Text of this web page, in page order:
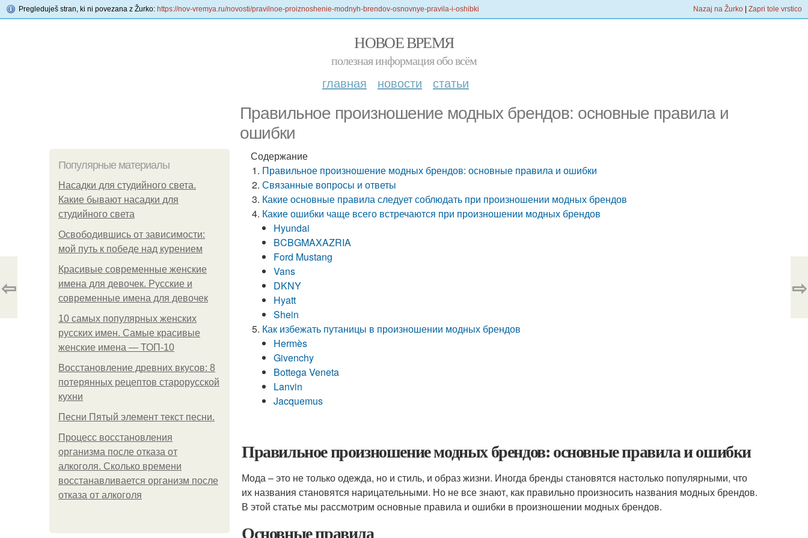
Pregleduješ stran, ki ni povezana z Žurko: https://nov-vremya.ru/novosti/pravilnoe-proiznoshenie-modnyh-brendov-osnovnye-pravila-i-oshibki Nazaj na Žurko Zapri tole vrstico